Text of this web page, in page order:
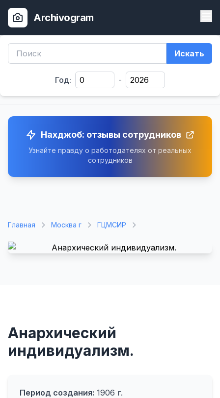
Archivogram
Искать
Год: -
Нахджоб: отзывы сотрудников
Узнайте правду о работодателях от реальных
сотрудников
Главная Москва г ГЦМСИР
Анархический
индивидуализм.
Период создания: 1906 г.